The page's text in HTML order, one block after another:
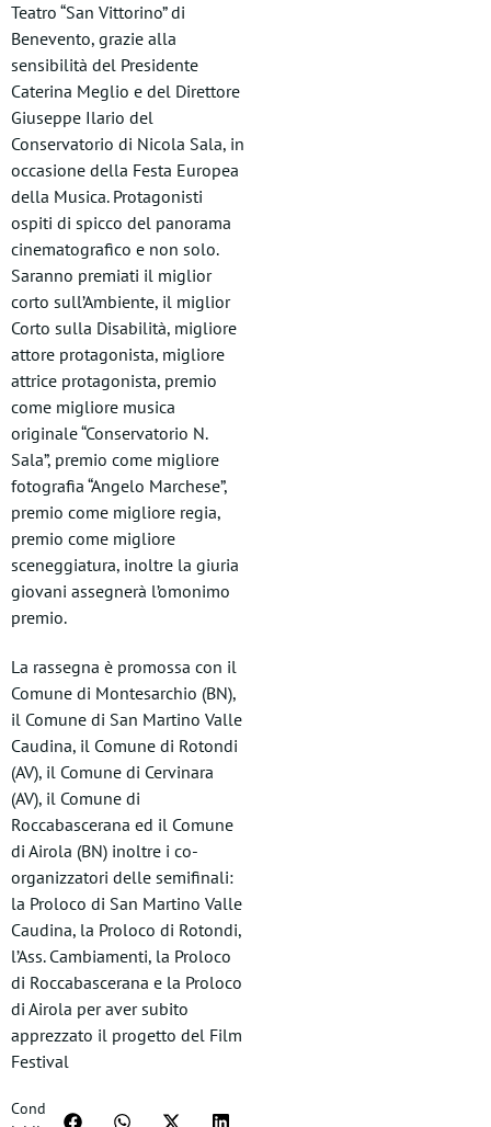
Teatro “San Vittorino” di
Benevento, grazie alla
sensibilità del Presidente
Caterina Meglio e del Direttore
Giuseppe Ilario del
Conservatorio di Nicola Sala, in
occasione della Festa Europea
della Musica. Protagonisti
ospiti di spicco del panorama
cinematografico e non solo.
Saranno premiati il miglior
corto sull’Ambiente, il miglior
Corto sulla Disabilità, migliore
attore protagonista, migliore
attrice protagonista, premio
come migliore musica
originale “Conservatorio N.
Sala”, premio come migliore
fotografia “Angelo Marchese”,
premio come migliore regia,
premio come migliore
sceneggiatura, inoltre la giuria
giovani assegnerà l’omonimo
premio.
La rassegna è promossa con il
Comune di Montesarchio (BN),
il Comune di San Martino Valle
Caudina, il Comune di Rotondi
(AV), il Comune di Cervinara
(AV), il Comune di
Roccabascerana ed il Comune
di Airola (BN) inoltre i co-
organizzatori delle semifinali:
la Proloco di San Martino Valle
Caudina, la Proloco di Rotondi,
l’Ass. Cambiamenti, la Proloco
di Roccabascerana e la Proloco
di Airola per aver subito
apprezzato il progetto del Film
Festival
Cond